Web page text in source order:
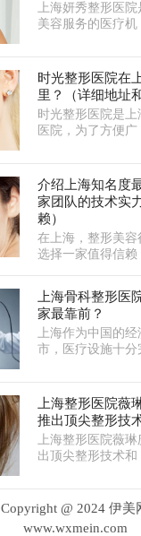
上海妍秀整形医
美容服务的医疗机
时光整形医院在
里？（详细地址
时光整形医院是
医院，为了方便广
介绍上海知名度
家团队的技术实
赖）
在上海，整形美
选择一家值得信赖
上海骨科整形医
家最靠前？
上海作为中国的
市，医疗设施十分
上海整形医院薇
推出顶尖整形技
上海整形医院薇
出顶尖整形技术和
Copyright @ 2024 伊美
www.wxmein.com